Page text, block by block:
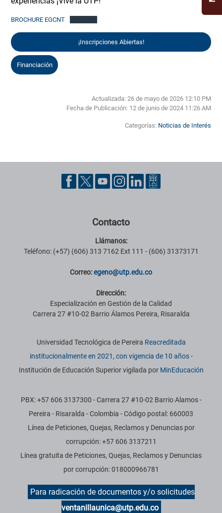
BROCHURE EGCNT Descarga
¡Inscripciones Abiertas!
Financiación
Actualizada: 26 de mayo de 2026 12:10 PM
Fecha de Publicación: 12 de junio de 2024 11:26 AM
Categorías: Noticias de Interés
Pie de página con información de contacto, redes sociales y datos
Contacto
Llámanos:
Teléfono: (+57) (606) 313 7162 Ext 111 - (606) 31373171
Correo:egeno@utp.edu.co
Dirección:
Especialización en Gestión de la Calidad
Carrera 27 #10-02 Barrio Álamos Pereira, Risaralda
Información institucional
Universidad Tecnológica de Pereira Reacreditada
institucionalmente en 2021, con vigencia de 10 años-
Institución de Educación Superior vigilada por MinEducación
PBX: +57 606 3137300 - Carrera 27 #10-02 Barrio Alamos -
Pereira - Risaralda - Colombia - Código postal: 660003
Línea de Peticiones, Quejas, Reclamos y Denuncias por
corrupción: +57 606 3137211
Línea gratuita de Peticiones, Quejas, Reclamos y Denuncias
por corrupción: 018000966781
Para radicación de documentos y/o solicitudes
ventanillaunica@utp.edu.co